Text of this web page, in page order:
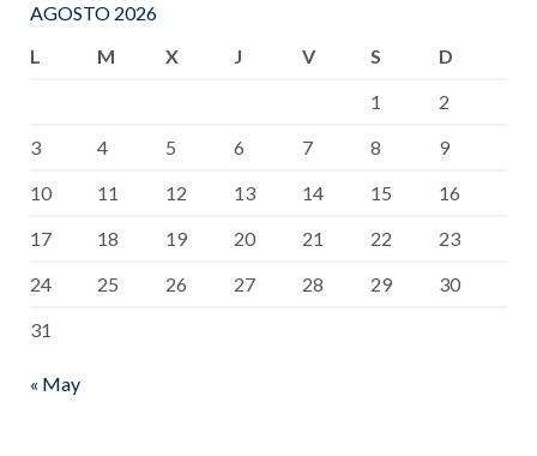
AGOSTO 2026
L
M X J V S
D
1
2
3
4 5 6 7 8
9
10
11 12 13 14 15
16
17
18 19 20 21 22
23
24
25 26 27 28 29
30
31
« May